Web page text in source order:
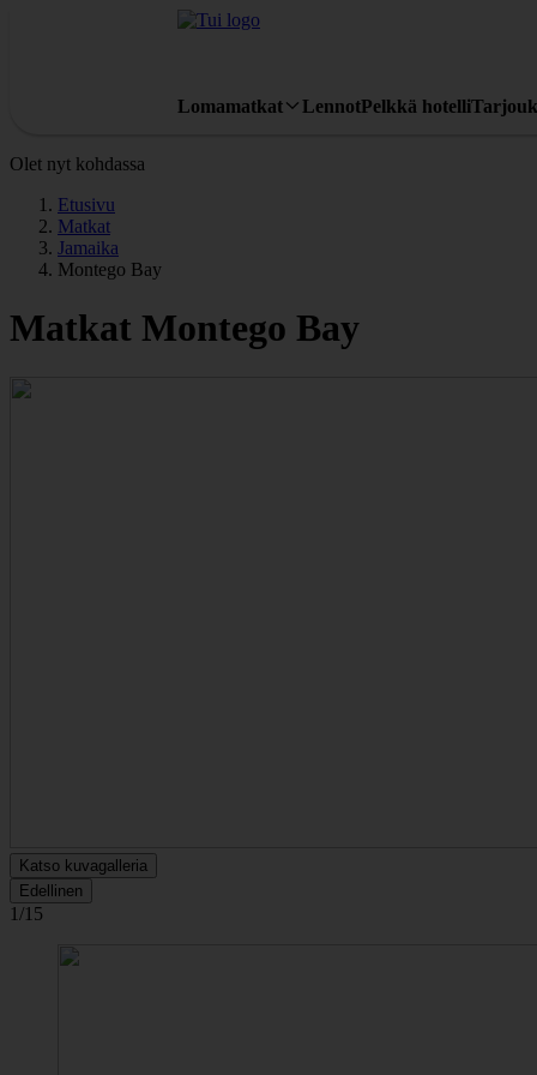
Lomamatkat LennotPelkkä hotelli
Olet nyt kohdassa
Etusivu
Matkat
Jamaika
Montego Bay
Matkat Montego Bay
Katso kuvagalleria
Edellinen
1/15